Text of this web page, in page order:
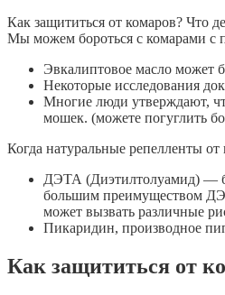
Как защититься от комаров? Что
Мы можем бороться с комарами с
Эвкалиптовое масло может
Некоторые исследования
Многие люди утверждают,
мошек. (можете погуглить
Когда натуральные репелленты
ДЭТА (Диэтилтолуамид) —
большим преимуществом
может вызвать различные
Пикаридин, производное
Как защититься от